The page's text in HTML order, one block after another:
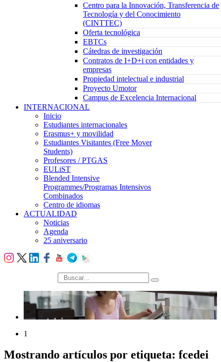
Centro para la Innovación, Transferencia de
Tecnología y del Conocimiento
(CINTTEC)
Oferta tecnológica
EBTCs
Cátedras de investigación
Contratos de I+D+i con entidades y
empresas
Propiedad intelectual e industrial
Proyecto Umotor
Campus de Excelencia Internacional
INTERNACIONAL
Inicio
Estudiantes internacionales
Erasmus+ y movilidad
Estudiantes Visitantes (Free Mover
Students)
Profesores / PTGAS
EULiST
Blended Intensive
Programmes/Programas Intensivos
Combinados
Centro de idiomas
ACTUALIDAD
Noticias
Agenda
25 aniversario
búsqueda
1
Mostrando artículos por etiqueta: fcedei